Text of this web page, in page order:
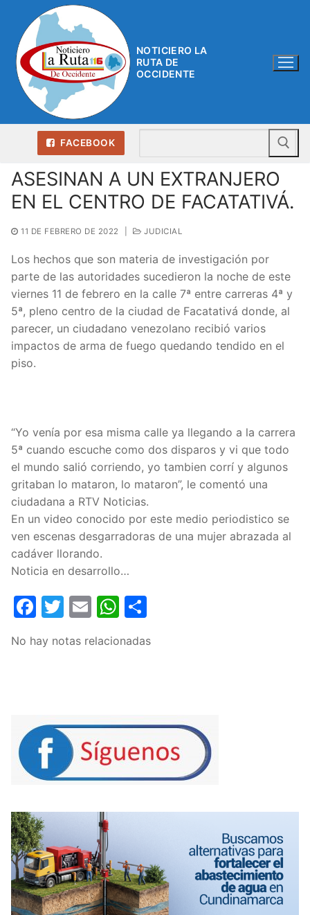
contenido
NOTICIERO LA
RUTA DE
OCCIDENTE
FACEBOOK
ASESINAN A UN EXTRANJERO
EN EL CENTRO DE FACATATIVÁ.
11 DE FEBRERO DE 2022 JUDICIAL
Los hechos que son materia de investigación por
parte de las autoridades sucedieron la noche de este
viernes 11 de febrero en la calle 7ª entre carreras 4ª y
5ª, pleno centro de la ciudad de Facatativá donde, al
parecer, un ciudadano venezolano recibió varios
impactos de arma de fuego quedando tendido en el
piso.
“Yo venía por esa misma calle ya llegando a la carrera
5ª cuando escuche como dos disparos y vi que todo
el mundo salió corriendo, yo tambien corrí y algunos
gritaban lo mataron, lo mataron”, le comentó una
ciudadana a RTV Noticias.
En un video conocido por este medio periodistico se
ven escenas desgarradoras de una mujer abrazada al
cadáver llorando.
Noticia en desarrollo…
Facebook
Twitter
EmailWhatsApp
No hay notas relacionadas